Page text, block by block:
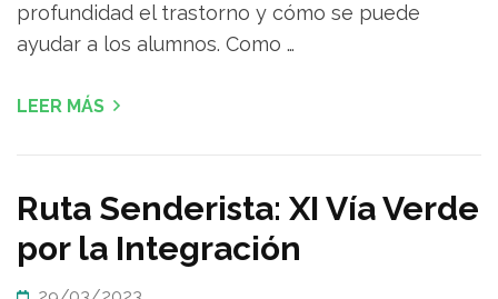
profundidad el trastorno y cómo se puede
ayudar a los alumnos. Como …
LEER MÁS
Ruta Senderista: XI Vía Verde
por la Integración